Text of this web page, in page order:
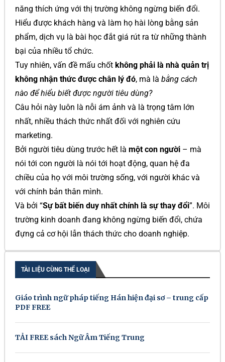
năng thích ứng với thị trường không ngừng biến đổi.
Hiểu được khách hàng và làm họ hài lòng bằng sản
phẩm, dịch vụ là bài học đắt giá rút ra từ những thành
bại của nhiều tổ chức.
Tuy nhiên, vấn đề mấu chốt không phải là nhà quản trị
không nhận thức được chân lý đó, mà là bằng cách
nào để hiểu biết được người tiêu dùng?
Câu hỏi này luôn là nỗi ám ảnh và là trọng tâm lớn
nhất, nhiều thách thức nhất đối với nghiên cứu
marketing.
Bởi người tiêu dùng trước hết là một con người – mà
nói tới con người là nói tới hoạt động, quan hệ đa
chiều của họ với môi trường sống, với người khác và
với chính bản thân mình.
Và bởi “Sự bất biến duy nhất chính là sự thay đổi”. Môi
trường kinh doanh đang không ngừng biến đổi, chứa
đựng cả cơ hội lẫn thách thức cho doanh nghiệp.
TÀI LIỆU CÙNG THỂ LOẠI
Giáo trình ngữ pháp tiếng Hán hiện đại sơ – trung cấp
PDF FREE
TẢI FREE sách Ngữ Âm Tiếng Trung